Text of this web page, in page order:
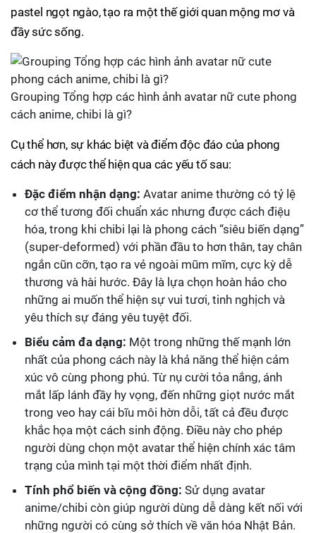
pastel ngọt ngào, tạo ra một thế giới quan mộng mơ và
đầy sức sống.
Grouping Tổng hợp các hình ảnh avatar nữ cute phong
cách anime, chibi là gì?
Cụ thể hơn, sự khác biệt và điểm độc đáo của phong
cách này được thể hiện qua các yếu tố sau:
Đặc điểm nhận dạng: Avatar anime thường có tỷ lệ
cơ thể tương đối chuẩn xác nhưng được cách điệu
hóa, trong khi chibi lại là phong cách “siêu biến dạng”
(super-deformed) với phần đầu to hơn thân, tay chân
ngắn cũn cỡn, tạo ra vẻ ngoài mũm mĩm, cực kỳ dễ
thương và hài hước. Đây là lựa chọn hoàn hảo cho
những ai muốn thể hiện sự vui tươi, tinh nghịch và
yêu thích sự đáng yêu tuyệt đối.
Biểu cảm đa dạng: Một trong những thế mạnh lớn
nhất của phong cách này là khả năng thể hiện cảm
xúc vô cùng phong phú. Từ nụ cười tỏa nắng, ánh
mắt lấp lánh đầy hy vọng, đến những giọt nước mắt
trong veo hay cái bĩu môi hờn dỗi, tất cả đều được
khắc họa một cách sinh động. Điều này cho phép
người dùng chọn một avatar thể hiện chính xác tâm
trạng của mình tại một thời điểm nhất định.
Tính phổ biến và cộng đồng: Sử dụng avatar
anime/chibi còn giúp người dùng dễ dàng kết nối với
những người có cùng sở thích về văn hóa Nhật Bản.